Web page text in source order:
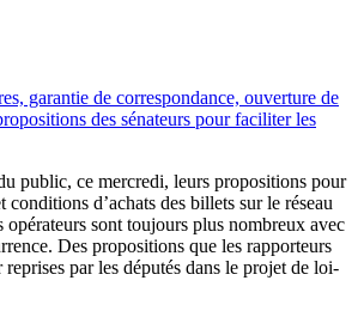
garantie de correspondance, ouverture de
des sénateurs pour faciliter les
public, ce mercredi, leurs propositions pour
conditions d’achats des billets sur le réseau
opérateurs sont toujours plus nombreux avec
Des propositions que les rapporteurs
par les députés dans le projet de loi-